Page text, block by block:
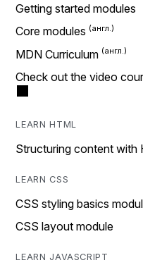
Getting started modules
Core modules
MDN Curriculum
Check out the video
LEARN HTML
Structuring content with
LEARN CSS
CSS styling basics
CSS layout module
LEARN JAVASCRIPT